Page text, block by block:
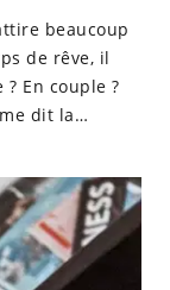
beaucoup
de rêve, il
En couple ?
dit la
de Danse
voir dans la